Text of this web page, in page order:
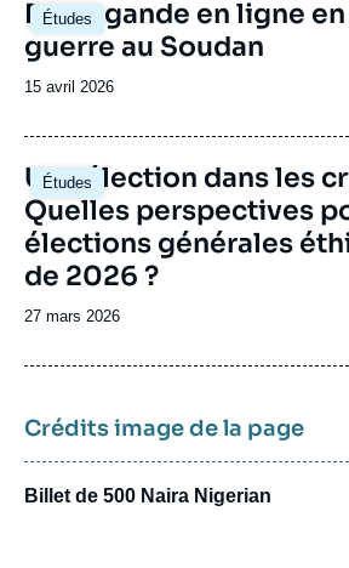
Études
Image
principale
Propagande en ligne
guerre au Soudan
Date
publication
15 avril 2026
Études
Image
principale
Une élection dans les
Quelles perspectives
élections générales
de 2026 ?
Date
publication
27 mars 2026
Crédits image de la page
Billet de 500 Naira Nigerian